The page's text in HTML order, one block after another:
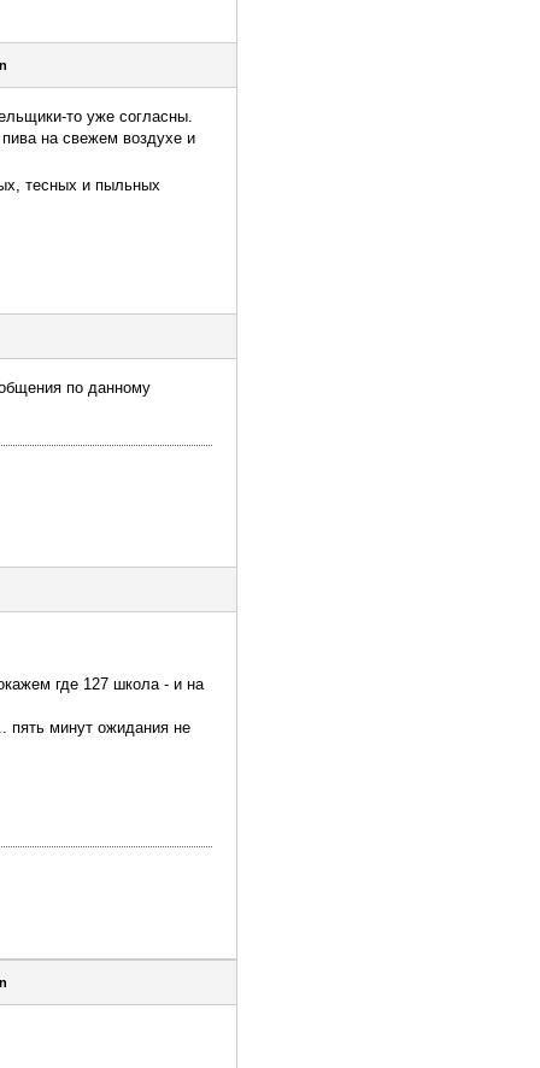
то уже согласны.
на свежем воздухе и
тесных и пыльных
по данному
где 127 школа - и на
пять минут ожидания не